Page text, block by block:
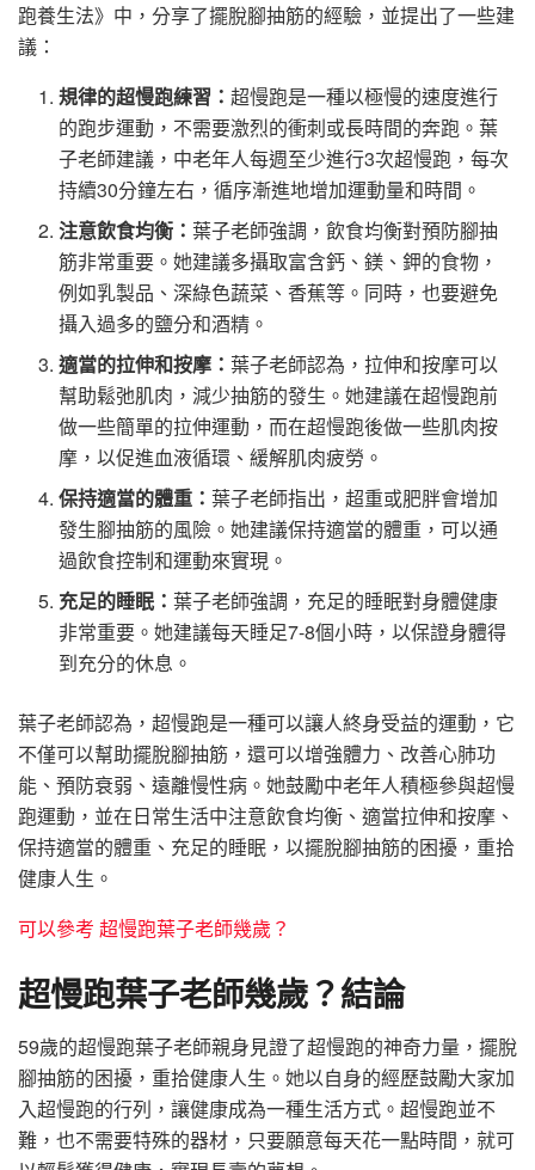
跑養生法》中，分享了擺脫腳抽筋的經驗，並提出了一些建
議：
規律的超慢跑練習：超慢跑是一種以極慢的速度進行
的跑步運動，不需要激烈的衝刺或長時間的奔跑。葉
子老師建議，中老年人每週至少進行3次超慢跑，每次
持續30分鐘左右，循序漸進地增加運動量和時間。
注意飲食均衡：葉子老師強調，飲食均衡對預防腳抽
筋非常重要。她建議多攝取富含鈣、鎂、鉀的食物，
例如乳製品、深綠色蔬菜、香蕉等。同時，也要避免
攝入過多的鹽分和酒精。
適當的拉伸和按摩：葉子老師認為，拉伸和按摩可以
幫助鬆弛肌肉，減少抽筋的發生。她建議在超慢跑前
做一些簡單的拉伸運動，而在超慢跑後做一些肌肉按
摩，以促進血液循環、緩解肌肉疲勞。
保持適當的體重：葉子老師指出，超重或肥胖會增加
發生腳抽筋的風險。她建議保持適當的體重，可以通
過飲食控制和運動來實現。
充足的睡眠：葉子老師強調，充足的睡眠對身體健康
非常重要。她建議每天睡足7-8個小時，以保證身體得
到充分的休息。
葉子老師認為，超慢跑是一種可以讓人終身受益的運動，它
不僅可以幫助擺脫腳抽筋，還可以增強體力、改善心肺功
能、預防衰弱、遠離慢性病。她鼓勵中老年人積極參與超慢
跑運動，並在日常生活中注意飲食均衡、適當拉伸和按摩、
保持適當的體重、充足的睡眠，以擺脫腳抽筋的困擾，重拾
健康人生。
可以參考 超慢跑葉子老師幾歲？
超慢跑葉子老師幾歲？結論
59歲的超慢跑葉子老師親身見證了超慢跑的神奇力量，擺脫
腳抽筋的困擾，重拾健康人生。她以自身的經歷鼓勵大家加
入超慢跑的行列，讓健康成為一種生活方式。超慢跑並不
難，也不需要特殊的器材，只要願意每天花一點時間，就可